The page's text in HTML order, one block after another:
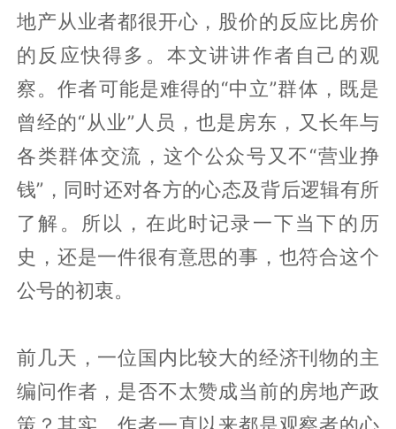
地产从业者都很开心，股价的反应比房价
的反应快得多。本文讲讲作者自己的观
察。作者可能是难得的“中立”群体，既是
曾经的“从业”人员，也是房东，又长年与
各类群体交流，这个公众号又不“营业挣
钱”，同时还对各方的心态及背后逻辑有所
了解。所以，在此时记录一下当下的历
史，还是一件很有意思的事，也符合这个
公号的初衷。
前几天，一位国内比较大的经济刊物的主
编问作者，是否不太赞成当前的房地产政